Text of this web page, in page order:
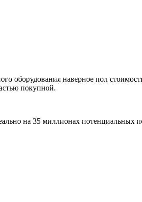
оборудования наверное пол
покупной.
на 35 миллионах потенциальных